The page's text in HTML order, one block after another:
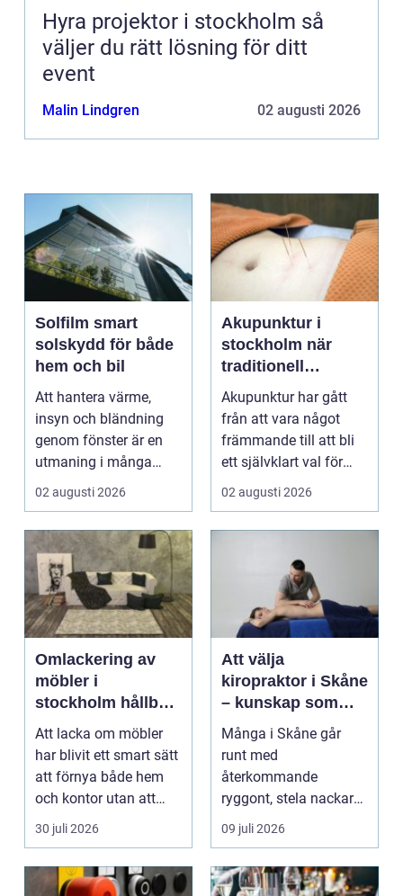
Hyra projektor i stockholm så
väljer du rätt lösning för ditt
event
Malin Lindgren 02 augusti 2026
Solfilm smart
solskydd för både
hem och bil
Att hantera värme,
insyn och bländning
genom fönster är en
utmaning i många
svenska hem, kontor
och ...
02 augusti 2026
Akupunktur i
stockholm när
traditionell
kinesisk medicin
möter modern
vardag
Akupunktur har gått
från att vara något
främmande till att bli
ett självklart val för
många som söke...
02 augusti 2026
Omlackering av
möbler i
stockholm hållbar
förvandling av
hem och kontor
Att lacka om möbler
har blivit ett smart sätt
att förnya både hem
och kontor utan att
köpa nytt. Mån...
30 juli 2026
Att välja
kiropraktor i Skåne
– kunskap som
hjälper dig att ta
rätt beslut
Många i Skåne går
runt med
återkommande
ryggont, stela nackar
eller diffusa ...
09 juli 2026